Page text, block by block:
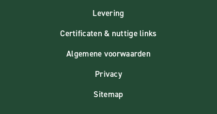
Levering
Certificaten & nuttige links
Algemene voorwaarden
Privacy
Sitemap